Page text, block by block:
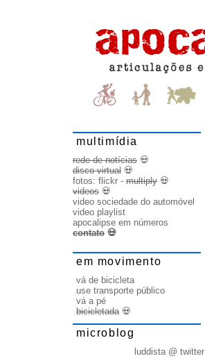
multimídia
rede de notícias 💀
disco virtual 💀
fotos: flickr - multiply 💀
videos 💀
video sociedade do automóvel
video playlist
apocalipse em números
contato 💀
em movimento
vá de bicicleta
use transporte público
vá a pé
bicicletada💀
microblog
luddista @ twitter